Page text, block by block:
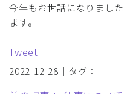
今年もお世話になりまし
ます。
Tweet
2022-12-28｜タグ：